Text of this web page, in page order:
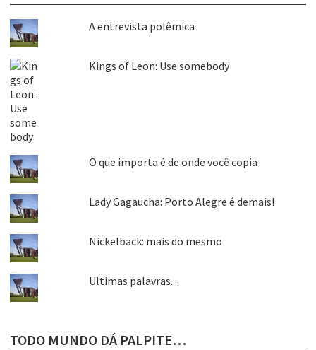
A entrevista polêmica
Kings of Leon: Use somebody
O que importa é de onde você copia
Lady Gagaucha: Porto Alegre é demais!
Nickelback: mais do mesmo
Ultimas palavras...
TODO MUNDO DÁ PALPITE…